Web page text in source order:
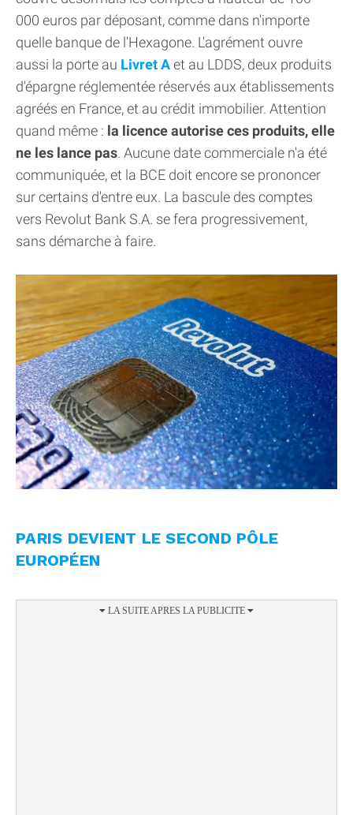
000 euros par déposant, comme dans n'importe
quelle banque de l'Hexagone. L'agrément ouvre
aussi la porte au Livret Aet au LDDS, deux produits
d'épargne réglementée réservés aux établissements
agréés en France, et au crédit immobilier. Attention
quand même : la licence autorise ces produits, elle
ne les lance pas. Aucune date commerciale n'a été
communiquée, et la BCE doit encore se prononcer
sur certains d'entre eux. La bascule des comptes
vers Revolut Bank S.A. se fera progressivement,
sans démarche à faire.
PARIS DEVIENT LE SECOND PÔLE
EUROPÉEN